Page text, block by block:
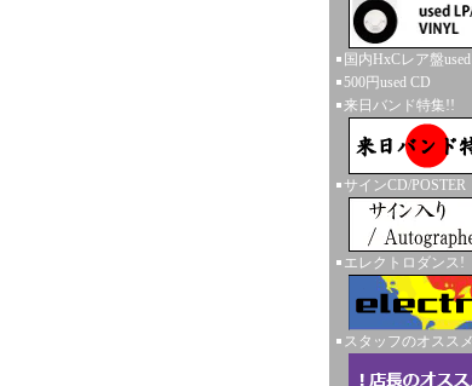
国内HxCレア盤
500円used CD
来日バンド特集!!
サインCD/POSTER
エレクトロダンス!
スタッフのオススメ